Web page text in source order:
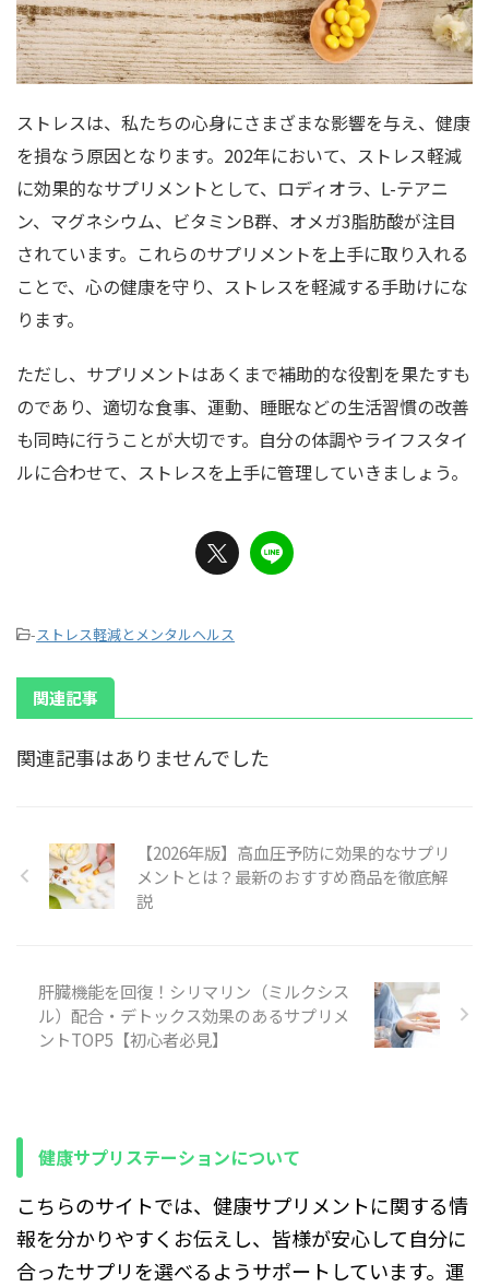
ストレスは、私たちの心身にさまざまな影響を与え、健康
を損なう原因となります。202年において、ストレス軽減
に効果的なサプリメントとして、ロディオラ、L-テアニ
ン、マグネシウム、ビタミンB群、オメガ3脂肪酸が注目
されています。これらのサプリメントを上手に取り入れる
ことで、心の健康を守り、ストレスを軽減する手助けにな
ります。
ただし、サプリメントはあくまで補助的な役割を果たすも
のであり、適切な食事、運動、睡眠などの生活習慣の改善
も同時に行うことが大切です。自分の体調やライフスタイ
ルに合わせて、ストレスを上手に管理していきましょう。
-ストレス軽減とメンタルヘルス
関連記事
関連記事はありませんでした
【2026年版】高血圧予防に効果的なサプリ
メントとは？最新のおすすめ商品を徹底解
説
肝臓機能を回復！シリマリン（ミルクシス
ル）配合・デトックス効果のあるサプリメ
ントTOP5【初心者必見】
健康サプリステーションについて
こちらのサイトでは、健康サプリメントに関する情
報を分かりやすくお伝えし、皆様が安心して自分に
合ったサプリを選べるようサポートしています。運